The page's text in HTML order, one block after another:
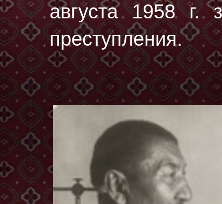
августа 1958 г.
преступления.